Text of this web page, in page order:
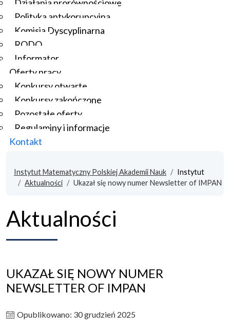
Działania prorównościowe
Polityka antykorupcyjna
Komisja Dyscyplinarna
RODO
Informator
Oferty pracy
Konkursy otwarte
Konkursy zakończone
Pozostałe oferty
Regulaminy i informacje
Kontakt
Instytut Matematyczny Polskiej Akademii Nauk
Instytut
Aktualności
Ukazał się nowy numer Newsletter of IMPAN
Aktualności
UKAZAŁ SIĘ NOWY NUMER
NEWSLETTER OF IMPAN
Opublikowano: 30 grudzień 2025